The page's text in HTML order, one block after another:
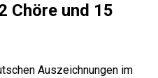
Chöre und 15
Auszeichnungen im